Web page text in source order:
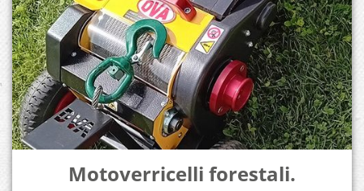
Motoverricelli forestali.